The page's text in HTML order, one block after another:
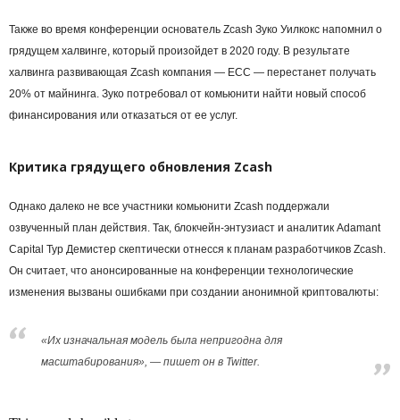
Также во время конференции основатель Zcash Зуко Уилкокс напомнил о
грядущем халвинге, который произойдет в 2020 году. В результате
халвинга развивающая Zcash компания — ECC — перестанет получать
20% от майнинга. Зуко потребовал от комьюнити найти новый способ
финансирования или отказаться от ее услуг.
Критика грядущего обновления Zcash
Однако далеко не все участники комьюнити Zcash поддержали
озвученный план действия. Так, блокчейн-энтузиаст и аналитик Adamant
Capital Тур Демистер скептически отнесся к планам разработчиков Zcash.
Он считает, что анонсированные на конференции технологические
изменения вызваны ошибками при создании анонимной криптовалюты:
«Их изначальная модель была непригодна для
масштабирования», — пишет он в Twitter.